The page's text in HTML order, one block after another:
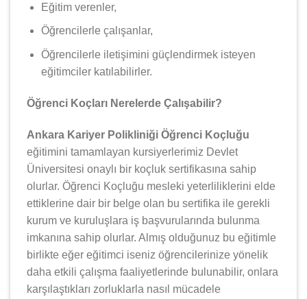
Eğitim verenler,
Öğrencilerle çalışanlar,
Öğrencilerle iletişimini güçlendirmek isteyen
eğitimciler katılabilirler.
Öğrenci Koçları Nerelerde Çalışabilir?
Ankara Kariyer Polikliniği Öğrenci Koçluğu
eğitimini tamamlayan kursiyerlerimiz Devlet
Üniversitesi onaylı bir koçluk sertifikasına sahip
olurlar. Öğrenci Koçluğu mesleki yeterliliklerini elde
ettiklerine dair bir belge olan bu sertifika ile gerekli
kurum ve kuruluşlara iş başvurularında bulunma
imkanına sahip olurlar. Almış olduğunuz bu eğitimle
birlikte eğer eğitimci iseniz öğrencilerinize yönelik
daha etkili çalışma faaliyetlerinde bulunabilir, onlara
karşılaştıkları zorluklarla nasıl mücadele